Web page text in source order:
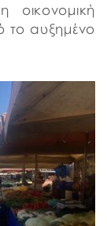
οικονομική
το αυξημένο